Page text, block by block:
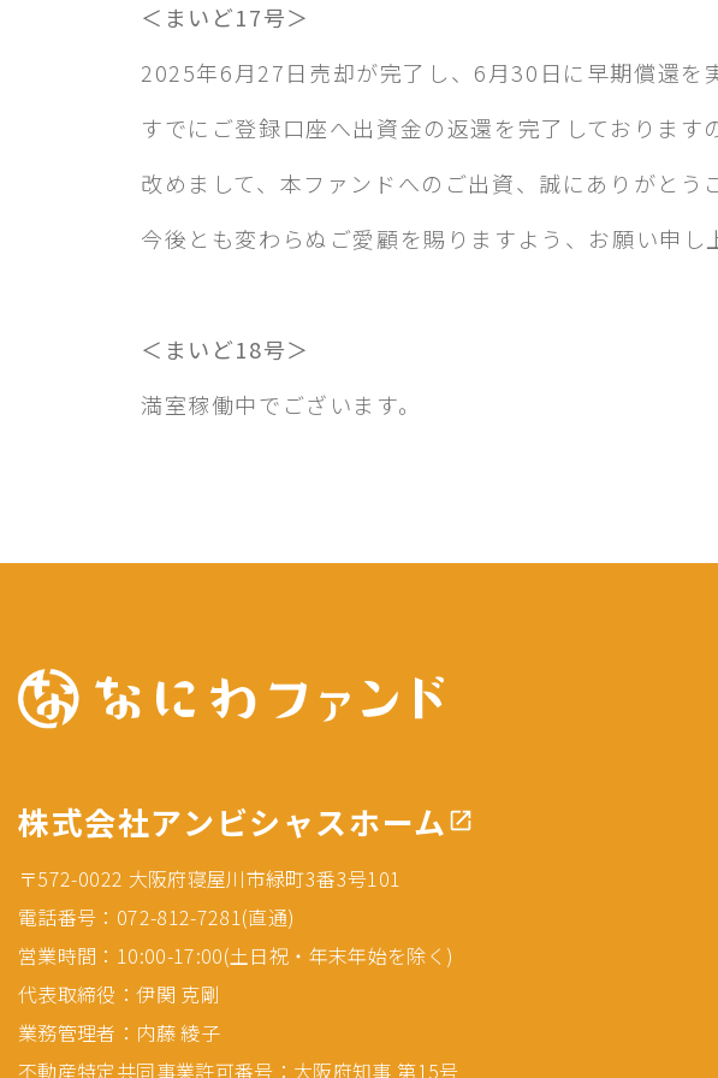
＜まいど17号＞
2025年6月27日売却が完了し、6月30日に早期償還を
すでにご登録口座へ出資金の返還を完了しております
改めまして、本ファンドへのご出資、誠にありがとう
今後とも変わらぬご愛顧を賜りますよう、お願い申し
＜まいど18号＞
満室稼働中でございます。
株式会社アンビシャスホーム
〒572-0022 大阪府寝屋川市緑町3番3号101
電話番号：072-812-7281(直通)
営業時間：10:00-17:00(土日祝・年末年始を除く)
代表取締役：伊関 克剛
業務管理者：内藤 綾子
不動産特定共同事業許可番号：大阪府知事 第15号